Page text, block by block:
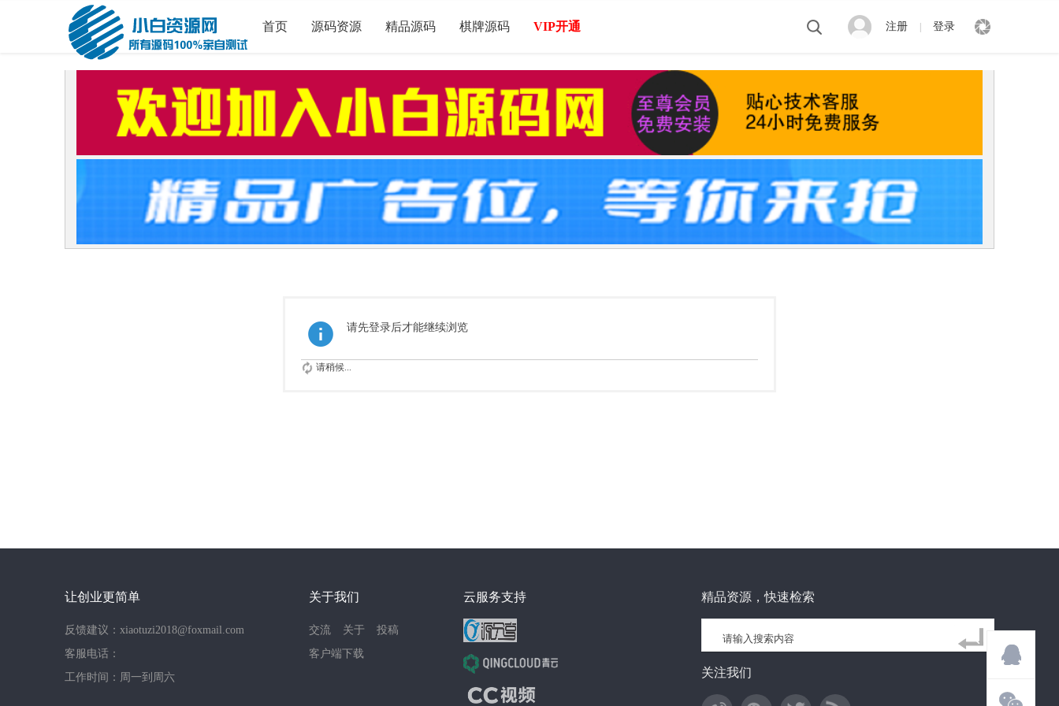
首页 源码资源 精品源码 棋牌源码 VIP开通 注册 登录
请先登录后才能继续浏览
请稍候...
让创业更简单
反馈建议：xiaotuzi2018@foxmail.com
客服电话：
工作时间：周一到周六
关于我们
交流 关于
投稿
客户端下载
云服务支持 精品资源，快速检索
关注我们